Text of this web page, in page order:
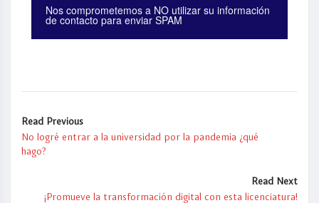
Nos comprometemos a NO utilizar su información
de contacto para enviar SPAM
Read Previous
No logré entrar a la universidad por la pandemia ¿qué
hago?
Read Next
¡Promueve la transformación digital con esta licenciatura!